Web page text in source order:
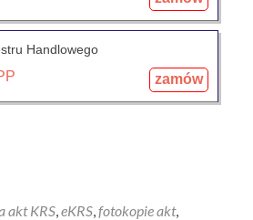
Handlowego
zamów
akt KRS,eKRS,fotokopie akt,